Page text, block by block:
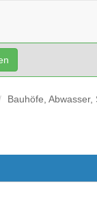
Bauhöfe, Abwasser,